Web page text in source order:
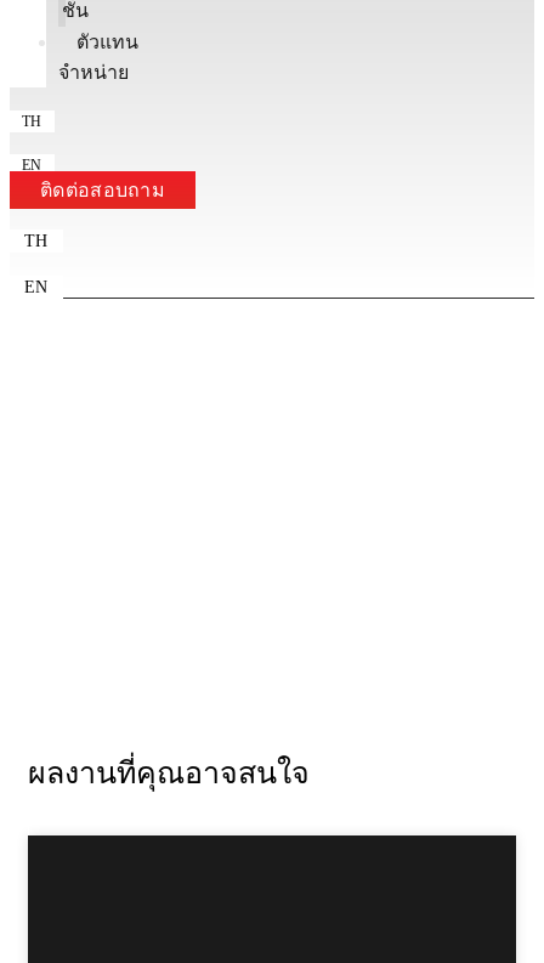
ชั่น
ตัวแทน
จำหน่าย
TH
EN
ติดต่อสอบถาม
TH
EN
ผลงานที่คุณอาจสนใจ